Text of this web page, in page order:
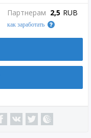
Партнерам 2,5 RUB
как заработать